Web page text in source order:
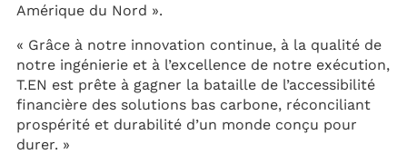
Amérique du Nord ».
« Grâce à notre innovation continue, à la qualité de
notre ingénierie et à l’excellence de notre exécution,
T.EN est prête à gagner la bataille de l’accessibilité
financière des solutions bas carbone, réconciliant
prospérité et durabilité d’un monde conçu pour
durer. »